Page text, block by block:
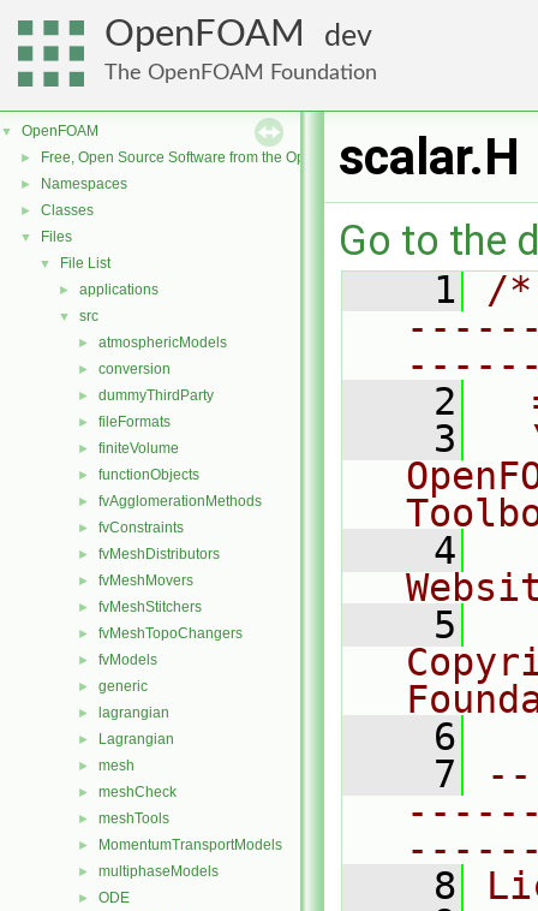
OpenFOAM dev
The OpenFOAM Foundation
▼ OpenFOAM
► Free, Open Source Software from the OpenFOAM Foundation
► Namespaces
► Classes
▼ Files
▼ File List
► applications
▼ src
► atmosphericModels
► conversion
► dummyThirdParty
► fileFormats
► finiteVolume
► functionObjects
► fvAgglomerationMethods
► fvConstraints
► fvMeshDistributors
► fvMeshMovers
► fvMeshStitchers
► fvMeshTopoChangers
► fvModels
► generic
► lagrangian
► Lagrangian
► mesh
► meshCheck
► meshTools
► MomentumTransportModels
► multiphaseModels
► ODE
scalar.H
Go to the
    1
/
    2
    3
    4
    5
    6
    7
    8